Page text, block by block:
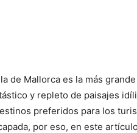
de Mallorca es la más
y repleto de paisajes
preferidos para los
por eso, en este artículo